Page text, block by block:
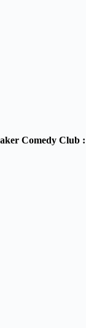
Comedy Club :